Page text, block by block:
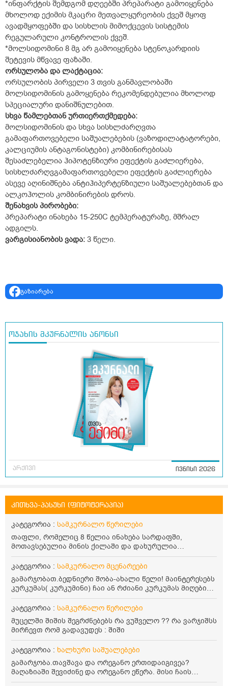
*ინფარქტის შემდგომ დღეებში პრეპარატი გამოიყენება
მხოლოდ ექიმის მკაცრი მეთვალყურეობის ქვეშ მყოფ
ავადმყოფებში და სისხლის მიმოქცევის სისტემის
რეგულარული კონტროლის ქვეშ.
*მოლსიდომინი 8 მგ არ გამოიყენება სტენოკარდიის
შეტევის მწვავე ფაზაში.
ორსულობა და ლაქტაცია:
ორსულობის პირველი 3 თვის განმავლობაში
მოლსიდომინის გამოყენება რეკომენდებულია მხოლოდ
სპეციალური დანიშნულებით.
სხვა წამლებთან ურთიერთქმედება:
მოლსიდომინის და სხვა სისხლძარღვთა
გამაფართოვებელი საშუალებების (ვაზოდილატატორები,
კალციუმის ანტაგონისტები) კომბინირებისას
შესაძლებელია ჰიპოტენზიური ეფექტის გაძლიერება,
სისხლძარღვგამაფართოვებელი ეფექტის გაძლიერება
ასევე აღინიშნება ანტიჰიპერტენზიული საშუალებებთან და
ალკოჰოლის კომბინირების დროს.
შენახვის პირობები:
პრეპარატი ინახება 15-250C ტემპერატურაზე, მშრალ
ადგილს.
ვარგისიანობის ვადა: 3 წელი.
გაზიარება
ოჯახის მკურნალის ანონსი
არქივი ივნისი 2026
კითხვა-პასუხი (ფიტოტერაპია)
კატეგორია : სამკურნალო წერილები
თაფლი, რომელიც 8 წელია ინახება სარდაფში,
მოთავსებულია მინის ქილაში და დახურულია
პლასტმასის სახურავით. ექნება თუ არა შენარჩუნებული
სასარგებლო თვისებები და შეიძლება თუ არა მისი
მირთმევა? გმადლობთ.
კატეგორია : სამკურნალო მცენარეები
გამარჯობათ.ბედნიერი შობა-ახალი წელი! მაინტერესებს
კურკუმას( კურკუმინი) ჩაი ან რძიანი კურკუმას მიღების
წესი. მაინტერესებდა და წავიკითხე ასეთი ინფორმაცია:
კურკუმას გააჩნია ანთების საწინააღმდეგო,
დამამშვიდებელი და ანტიოქსიდანტური თვისებები.ის
უნდა მივიღოთო ცხიმთან და შავ პილპილთან ერთად
ეფექტურობის მიზნით. 1) პირველი ვარიანტი არის ჩაი:
როგორ მივიღო კურკუმას ჩაი? უზმოზე,ჭამამდე თუ ჭამის
შემდეგ? თბილი წყალი უნდა დავასხათ თუ მდუღარე?
წავიკითხე რომ კურკუმას თუ დავასხამთ მდუღარე
წყალს, ის დაკარგავსო სასარგებლო თვისებებს, ასევე
წავიკითხე რომ თუ არ ადუღდა კურკუმა წყალში, მაშინ
კატეგორია : სამკურნალო წერილები
მუცელში შიშის შეგრძნებებს რა ვუშველო ?? რა ვარჯიშსს
მირჩევთ რომ გადავუდეს : შიში
კატეგორია : ხალხური საშუალებები
გამარჯობა.თავშავა და ორეგანო ერთიდაიგივეა?
მაღაზიაში შევიძინე და ორეგანო ეწერა. მისი ჩაის
დალევის წესი მაინტერესებს.რისთვის არის კარგი?